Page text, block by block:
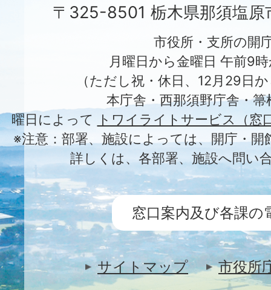
〒325-8501 栃木県那須塩原
市役所・支所の開
月曜日から金曜日 午前9
（ただし祝・休日、12月29日
本庁舎・西那須野庁舎・
曜日によって
トワイライトサービス（窓
※注意：部署、施設によっては、開庁・
詳しくは、各部署、施設へ問い
窓口案内及び各課の
サイトマップ
市役所